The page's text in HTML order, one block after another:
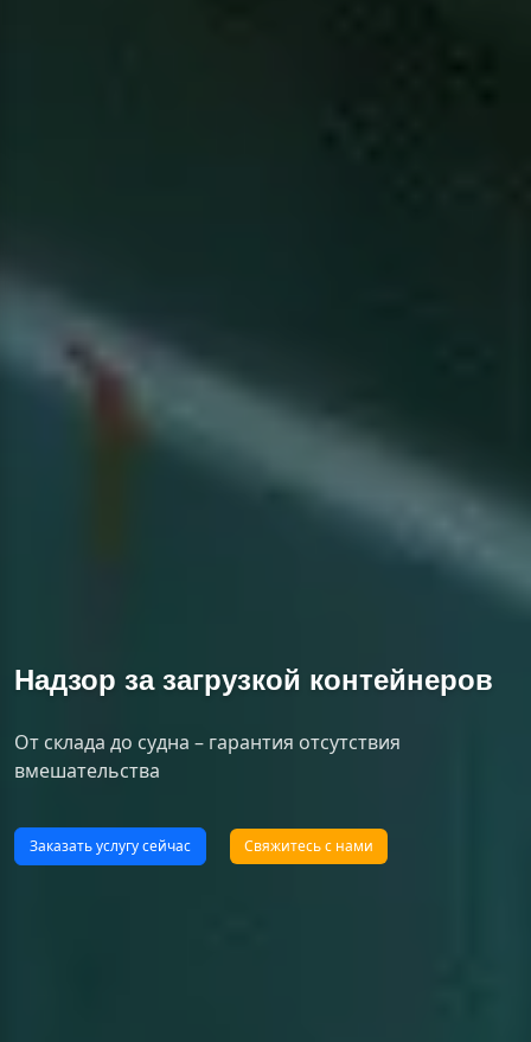
Надзор за загрузкой контейнеров
От склада до судна – гарантия отсутствия
вмешательства
Заказать услугу сейчас Свяжитесь с нами